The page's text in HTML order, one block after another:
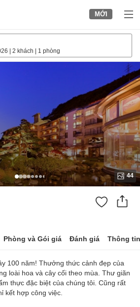
MỚI
2 khách 1 phòng
44
Phòng và Gói giá Đánh giá Thông
100 năm! Thưởng thức cảnh đẹp của
loài hoa và cây cối theo mùa. Thư giãn
thực đặc biệt của chúng tôi. Cũng rất
kết hợp công việc.